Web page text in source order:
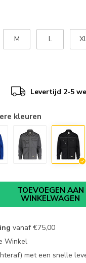
M L
Levertijd 2-5
kleuren
TOEVOEGEN AAN
WINKELWAGEN
vanaf€75,00
Winkel
met een snelle